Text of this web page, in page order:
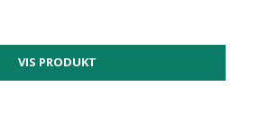
VIS PRODUKT